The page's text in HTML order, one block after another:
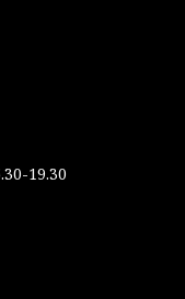
19.30